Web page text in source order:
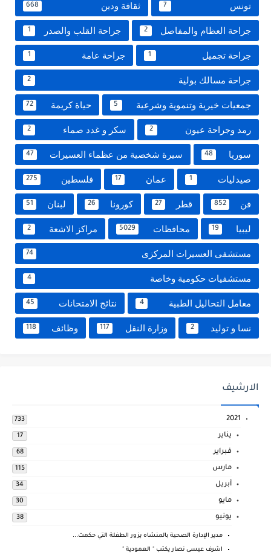
تونس 7 ثقافة ودين 668
جراحة العظام والمفاصل 2 جراحة القلب والصدر 1
جراحة تجميل 1 جراحة عامة 1
جراحة مسالك بولية 2
جمعيات خيرية وتنموية وشرعية 5 حياة كريمة 72
رمد وجراحة عيون 2 سكر و غدد صماء 2
سوريا 48 سيرة شخصية من عظماء العسيرات 47
صيدليات 1 عمان 17 فلسطين 275
فن 852 قطر 27 كورونا 26 لبنان 51
ليبيا 19 محافظات 5029 مراكز الاشعة 2
مستشفى العسيرات المركزى 74
مستشفيات حكومية وخاصة 4
معامل التحاليل الطبية 4 نتائج الامتحانات 45
نسا و توليد 2 وزارة النقل 117 وظائف 118
الارشيف
2021
733
يناير 17
فبراير 68
مارس 115
أبريل 34
مايو 30
يونيو 38
مدير الإدارة الصحية بالمنشاه يزور الطفلة التي حكمت...
اشرف عيسى نصار يكتب " العمودية "